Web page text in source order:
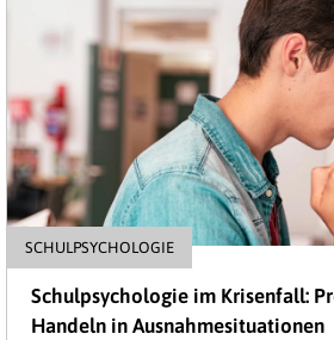
SCHULPSYCHOLOGIE
Schulpsychologie im Krisenfall:
Handeln in Ausnahmesituationen